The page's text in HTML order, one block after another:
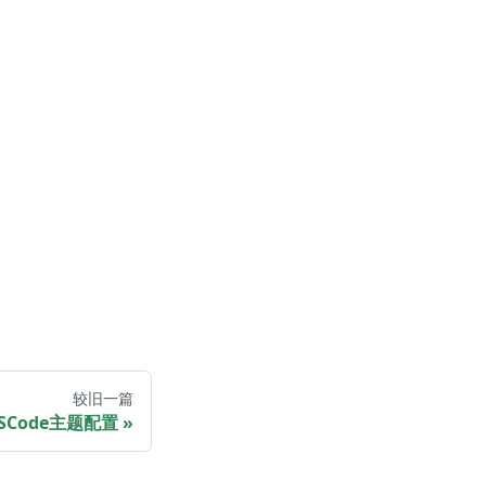
较旧一篇
主题配置